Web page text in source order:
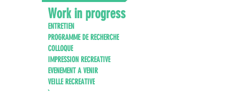
Work in progress
ENTRETIEN
PROGRAMME DE RECHERCHE
COLLOQUE
IMPRESSION RECREATIVE
EVENEMENT A VENIR
VEILLE RECREATIVE
`